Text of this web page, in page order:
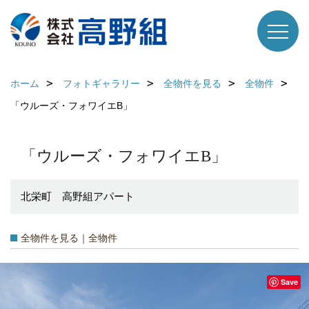
ホーム フォトギャラリー 全物件を見る
全物件
「ウルーズ・フォワイエB」
「ウルーズ・フォワイエB」
北栄町 高野組アパート
全物件を見る｜全物件
Save